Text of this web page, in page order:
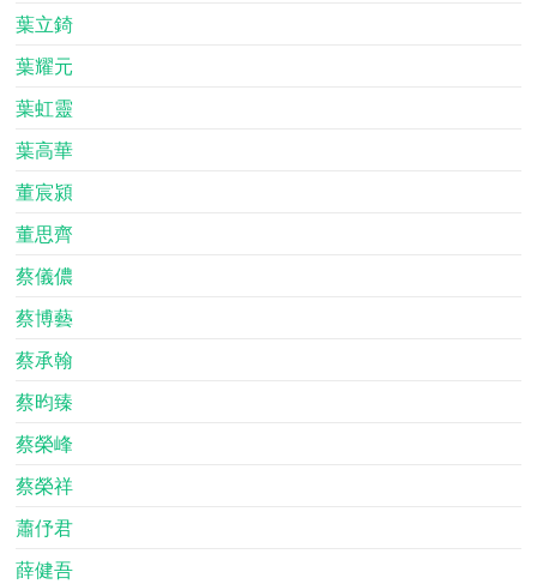
葉立錡
葉耀元
葉虹靈
葉高華
董宸潁
董思齊
蔡儀儂
蔡博藝
蔡承翰
蔡昀臻
蔡榮峰
蔡榮祥
蕭伃君
薛健吾